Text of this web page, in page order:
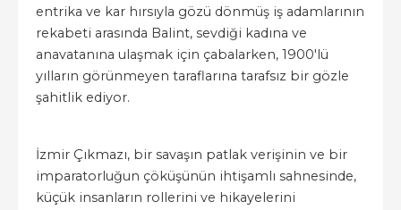
entrika ve kar hırsıyla gözü dönmüş iş adamlarının
rekabeti arasında Balint, sevdiği kadına ve
anavatanına ulaşmak için çabalarken, 1900'lü
yılların görünmeyen taraflarına tarafsız bir gözle
şahitlik ediyor.
İzmir Çıkmazı, bir savaşın patlak verişinin ve bir
imparatorluğun çöküşünün ihtişamlı sahnesinde,
küçük insanların rollerini ve hikayelerini